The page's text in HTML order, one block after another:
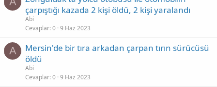
çarpıştığı kazada 2 kişi öldü, 2 kişi yaralandı
Abi
Cevaplar 0 9 Haz 2023
A
Mersin'de bir tıra arkadan çarpan tırın sürücüsü
öldü
Abi
Cevaplar 0 9 Haz 2023